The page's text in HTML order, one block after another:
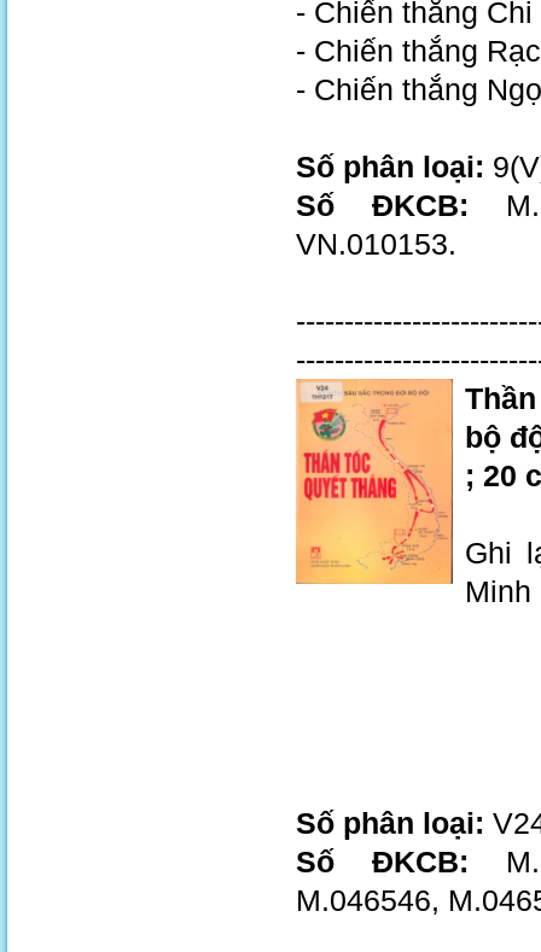
- Chiến thắng
- Chiến thắng
- Chiến thắng
Số phân loại:
Số ĐKCB:
VN.010153.
bộ
; 20
Ghi
Số phân loại:
Số ĐKCB:
M.046546,